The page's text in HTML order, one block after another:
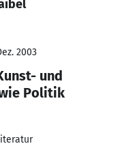
2003
und
Politik